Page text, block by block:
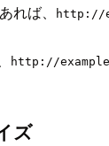
れば、 http://
http://
ズ